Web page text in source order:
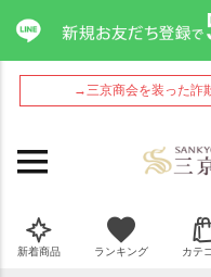
→三京商会を装った詐
新着商品 ランキング カテ